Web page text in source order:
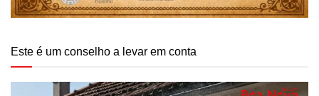
Este é um conselho a levar em conta